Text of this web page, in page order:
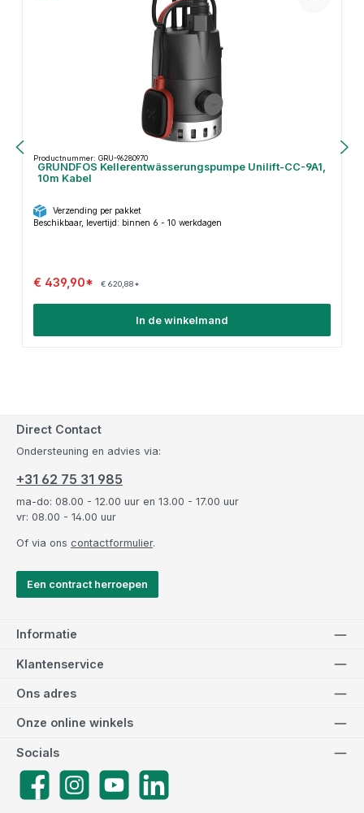
Productnummer: GRU-96280970
GRUNDFOS Kellerentwässerungspumpe Unilift-CC-9A1,
10m Kabel
Verzending per pakket
Beschikbaar, levertijd: binnen 6 - 10 werkdagen
€ 439,90* € 620,88*
In de winkelmand
Direct Contact
Ondersteuning en advies via:
+31 62 75 31 985
ma-do: 08.00 - 12.00 uur en 13.00 - 17.00 uur
vr: 08.00 - 14.00 uur
Of via ons contactformulier.
Een contract herroepen
Informatie
Klantenservice
Ons adres
Socials
FacebookInstagramYouTube
Onze online winkels